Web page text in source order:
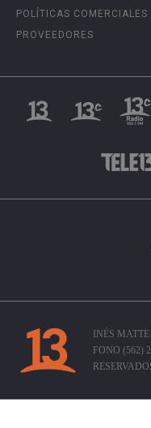
POLÍTICAS COMERCIALES
PROVEEDORES
INÉS
FONO (562)